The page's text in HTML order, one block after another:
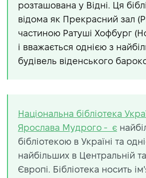
розташована у Відні. Ця
відома як Прекрасний зал
частиною Ратуші Хофбург
і вважається однією з
будівель віденського
Національна бібліотека
Ярослава Мудрого - є
бібліотекою в Україні та
найбільших в Центральній та
Європі. Бібліотека носить